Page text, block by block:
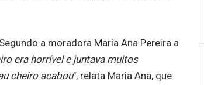
a moradora Maria Ana Pereira a
era horrível e juntava muitos
cheiro acabou", relata Maria Ana, que